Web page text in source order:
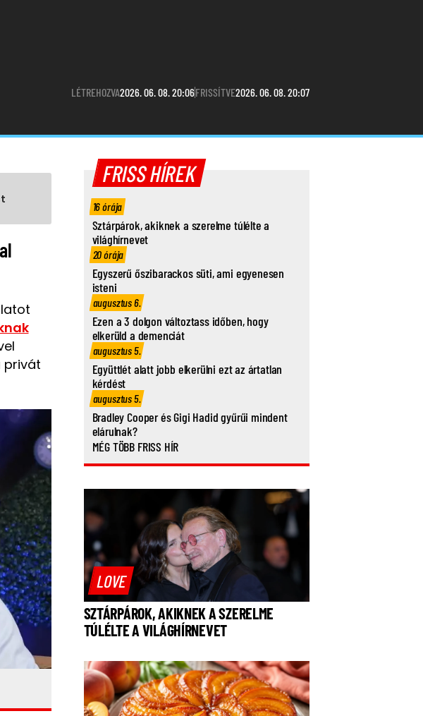
LÉTREHOZVA2026. 06. 08. 20:06FRISSÍTVE2026. 06. 08. 20:07
privát
FRISS HÍREK
16 órája
Sztárpárok, akiknek a szerelme túlélte a
világhírnevet
20 órája
Egyszerű őszibarackos süti, ami egyenesen
isteni
augusztus 6.
Ezen a 3 dolgon változtass időben, hogy
elkerüld a demenciát
augusztus 5.
Együttlét alatt jobb elkerülni ezt az ártatlan
kérdést
augusztus 5.
Bradley Cooper és Gigi Hadid gyűrűi mindent
elárulnak?
MÉG TÖBB FRISS HÍR
LOVE
SZTÁRPÁROK, AKIKNEK A SZERELME
TÚLÉLTE A VILÁGHÍRNEVET